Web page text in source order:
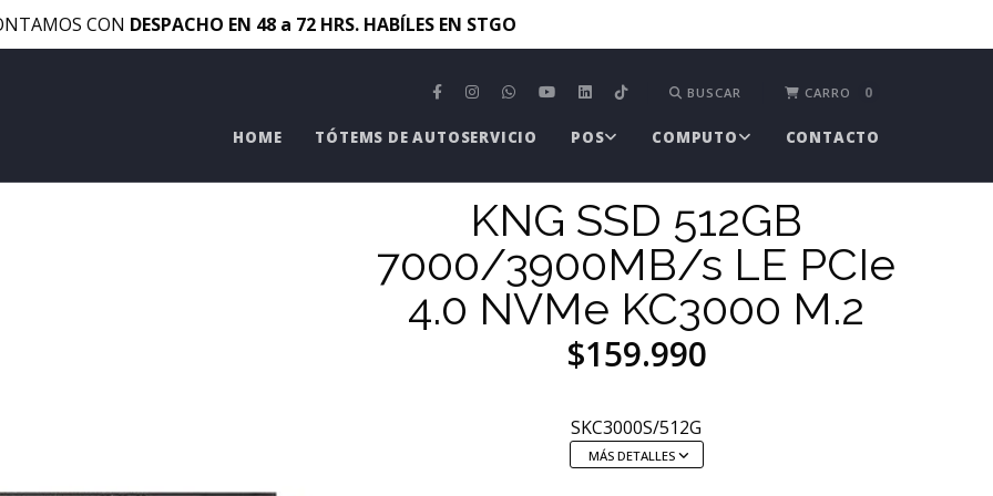
CON DESPACHO EN 48 a 72 HRS. HABÍLES EN STGO
BUSCAR CARRO 0
HOME TÓTEMS DE AUTOSERVICIO POS COMPUTO CONTACTO
KNG SSD 512GB
7000/3900MB/s LE PCIe
4.0 NVMe KC3000 M.2
$159.990
SKC3000S/512G
MÁS DETALLES